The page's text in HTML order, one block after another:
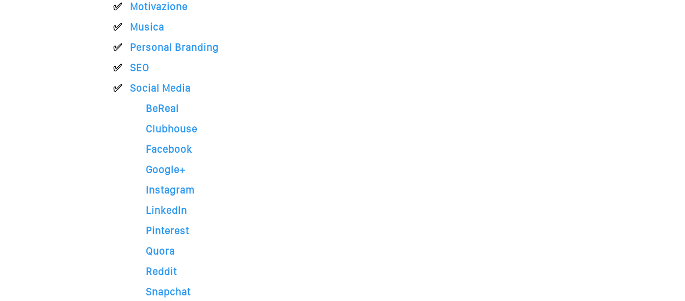
Motivazione
Musica
Personal Branding
SEO
Social Media
BeReal
Clubhouse
Facebook
Google+
Instagram
LinkedIn
Pinterest
Quora
Reddit
Snapchat